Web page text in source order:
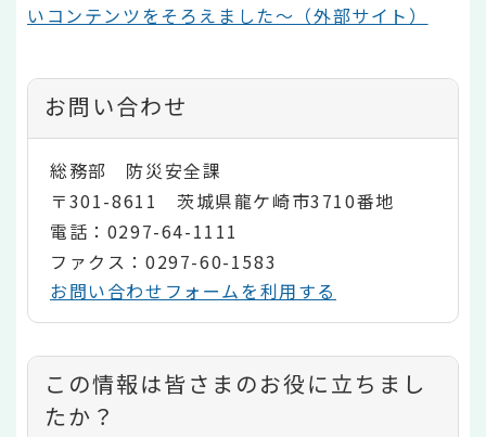
いコンテンツをそろえました～（外部サイト）
お問い合わせ
総務部 防災安全課
〒301-8611 茨城県龍ケ崎市3710番地
電話：0297-64-1111
ファクス：0297-60-1583
お問い合わせフォームを利用する
コ
ン
この情報は皆さまのお役に立ちまし
たか？